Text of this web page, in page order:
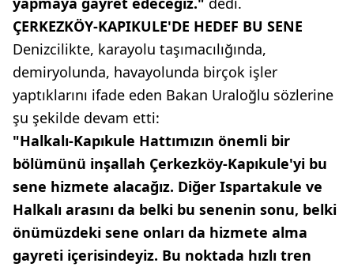
ÇERKEZKÖY-KAPIKULE'DE HEDEF BU SENE
Denizcilikte, karayolu taşımacılığında,
demiryolunda, havayolunda birçok işler
yaptıklarını ifade eden Bakan Uraloğlu sözlerine
şu şekilde devam etti:
"Halkalı-Kapıkule Hattımızın önemli bir
bölümünü inşallah Çerkezköy-Kapıkule'yi bu
sene hizmete alacağız. Diğer Ispartakule ve
Halkalı arasını da belki bu senenin sonu, belki
önümüzdeki sene onları da hizmete alma
gayreti içerisindeyiz. Bu noktada hızlı tren